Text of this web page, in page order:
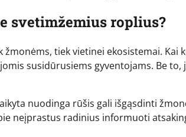
svetimžemius roplius?
žmonėms, tiek vietinei ekosistemai.
susidūrusiems gyventojams. Be
nuodinga rūšis gali išgąsdinti
neįprastus radinius informuoti